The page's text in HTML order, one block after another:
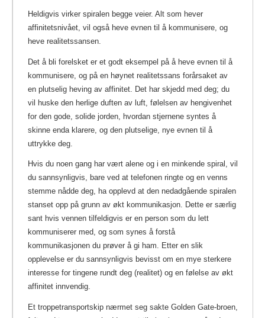
Heldigvis virker spiralen begge veier. Alt som hever
affinitetsnivået, vil også heve evnen til å kommunisere, og
heve realitetssansen.
Det å bli forelsket er et godt eksempel på å heve evnen til å
kommunisere, og på en høynet realitetssans forårsaket av
en plutselig heving av affinitet. Det har skjedd med deg; du
vil huske den herlige duften av luft, følelsen av hengivenhet
for den gode, solide jorden, hvordan stjernene syntes å
skinne enda klarere, og den plutselige, nye evnen til å
uttrykke deg.
Hvis du noen gang har vært alene og i en minkende spiral, vil
du sannsynligvis, bare ved at telefonen ringte og en venns
stemme nådde deg, ha opplevd at den nedadgående spiralen
stanset opp på grunn av økt kommunikasjon. Dette er særlig
sant hvis vennen tilfeldigvis er en person som du lett
kommuniserer med, og som synes å forstå
kommunikasjonen du prøver å gi ham. Etter en slik
opplevelse er du sannsynligvis bevisst om en mye sterkere
interesse for tingene rundt deg (realitet) og en følelse av økt
affinitet innvendig.
Et troppetransportskip nærmet seg sakte Golden Gate-broen,